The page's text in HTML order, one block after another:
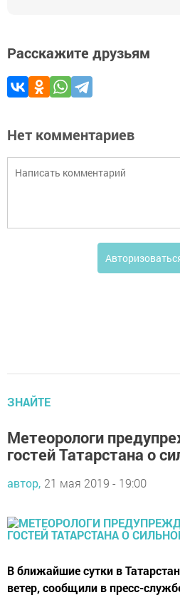
Расскажите друзьям
Нет комментариев
ЗНАЙТЕ
Метеорологи
гостей Татарстана о
автор, 21 мая 2019 - 19:00
В ближайшие сутки в
ветер, сообщили в пресс-